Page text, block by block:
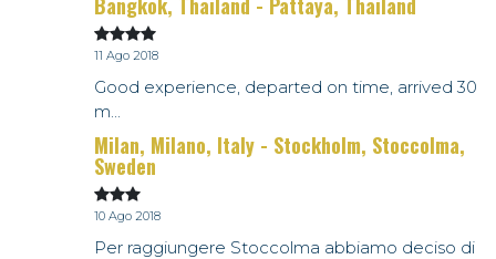
11 Ago 2018
Good experience, departed on time, arrived 30
m...
Milan, Milano, Italy - Stockholm, Stoccolma,
Sweden
10 Ago 2018
Per raggiungere Stoccolma abbiamo deciso di